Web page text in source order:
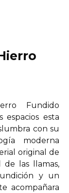
Fundido
espacios esta
con su
moderna
original de
de las llamas,
y un
acompañara